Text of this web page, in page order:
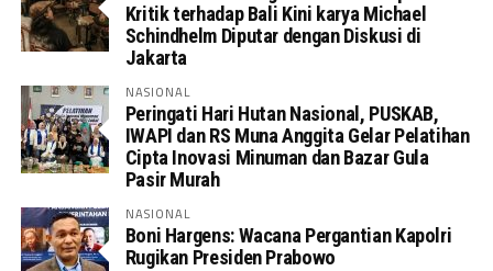
Kritik terhadap Bali Kini karya Michael
Schindhelm Diputar dengan Diskusi di
Jakarta
NASIONAL
Peringati Hari Hutan Nasional, PUSKAB,
IWAPI dan RS Muna Anggita Gelar Pelatihan
Cipta Inovasi Minuman dan Bazar Gula
Pasir Murah
NASIONAL
Boni Hargens: Wacana Pergantian Kapolri
Rugikan Presiden Prabowo